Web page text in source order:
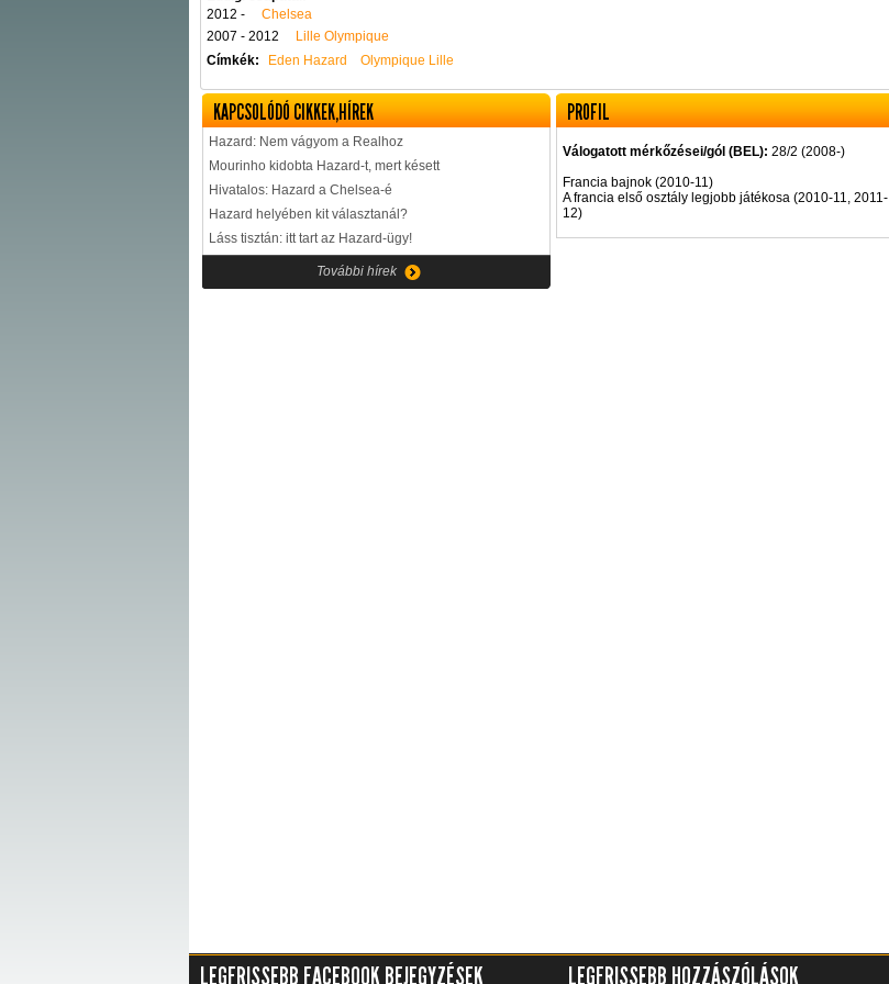
2012 -
Chelsea
2007 - 2012
Lille Olympique
Címkék:
Eden Hazard Olympique Lille
KAPCSOLÓDÓ CIKKEK,HÍREK
Hazard: Nem vágyom a Realhoz
Mourinho kidobta Hazard-t, mert késett
Hivatalos: Hazard a Chelsea-é
Hazard helyében kit választanál?
Láss tisztán: itt tart az Hazard-ügy!
További hírek
PROFIL
Válogatott mérkőzései/gól (BEL): 28/2 (2008-)
Francia bajnok (2010-11)
A francia első osztály legjobb játékosa (2010-11, 2011-
12)
LEGFRISSEBB FACEBOOK BEJEGYZÉSEK LEGFRISSEBB HOZZÁSZÓLÁSOK